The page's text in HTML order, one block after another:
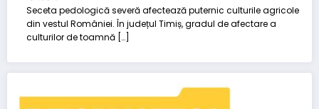
Seceta pedologică severă afectează puternic culturile agricole
din vestul României. În județul Timiș, gradul de afectare a
culturilor de toamnă […]